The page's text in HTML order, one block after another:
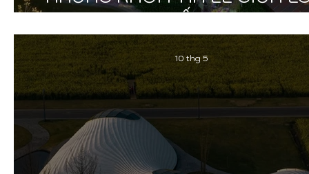
PHỐ THỊ
10 thg 5